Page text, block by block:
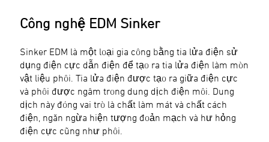
Công nghệ EDM Sinker
Sinker EDM là một loại gia công bằng tia lửa điện sử
dụng điện cực dẫn điện để tạo ra tia lửa điện làm mòn
vật liệu phôi. Tia lửa điện được tạo ra giữa điện cực
và phôi được ngâm trong dung dịch điện môi. Dung
dịch này đóng vai trò là chất làm mát và chất cách
điện, ngăn ngừa hiện tượng đoản mạch và hư hỏng
điện cực cũng như phôi.